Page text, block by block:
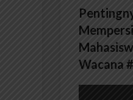
Wacana